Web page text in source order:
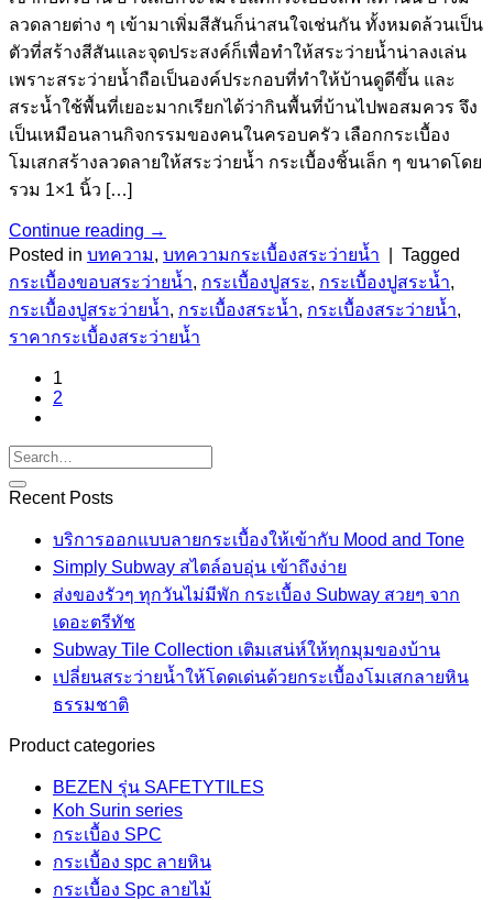
ลวดลายต่าง ๆ เข้ามาเพิ่มสีสันก็น่าสนใจเช่นกัน ทั้งหมดล้วนเป็น
ตัวที่สร้างสีสันและจุดประสงค์ก็เพื่อทำให้สระว่ายน้ำน่าลงเล่น
เพราะสระว่ายน้ำถือเป็นองค์ประกอบที่ทำให้บ้านดูดีขึ้น และ
สระน้ำใช้พื้นที่เยอะมากเรียกได้ว่ากินพื้นที่บ้านไปพอสมควร จึง
เป็นเหมือนลานกิจกรรมของคนในครอบครัว เลือกกระเบื้อง
โมเสกสร้างลวดลายให้สระว่ายน้ำ กระเบื้องชิ้นเล็ก ๆ ขนาดโดย
รวม 1×1 นิ้ว […]
Continue reading →
Posted in บทความ, บทความกระเบื้องสระว่ายน้ำ
Tagged
กระเบื้องขอบสระว่ายน้ำ, กระเบื้องปูสระ, กระเบื้องปูสระน้ำ,
กระเบื้องปูสระว่ายน้ำ, กระเบื้องสระน้ำ, กระเบื้องสระว่ายน้ำ,
ราคากระเบื้องสระว่ายน้ำ
1
2
Recent Posts
บริการออกแบบลายกระเบื้องให้เข้ากับ Mood and Tone
Simply Subway สไตล์อบอุ่น เข้าถึงง่าย
ส่งของรัวๆ ทุกวันไม่มีพัก กระเบื้อง Subway สวยๆ จาก
เดอะตรีทัช
Subway Tile Collection เติมเสน่ห์ให้ทุกมุมของบ้าน
เปลี่ยนสระว่ายน้ำให้โดดเด่นด้วยกระเบื้องโมเสกลายหิน
ธรรมชาติ
Product categories
BEZEN รุ่น SAFETYTILES
Koh Surin series
กระเบื้อง SPC
กระเบื้อง spc ลายหิน
กระเบื้อง Spc ลายไม้